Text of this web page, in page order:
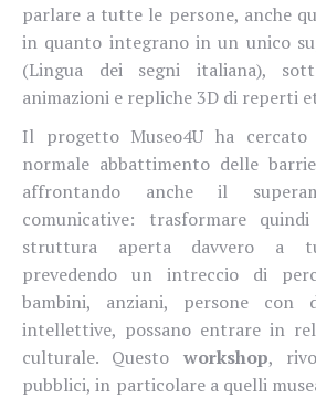
parlare a tutte le persone, anche
in quanto integrano in un unico
(Lingua dei segni italiana),
animazioni e repliche 3D di reperti
Il progetto Museo4U ha
normale abbattimento delle
affrontando anche il
comunicative: trasformare
struttura aperta davvero a
prevedendo un intreccio di
bambini, anziani, persone con
intellettive, possano entrare in
culturale. Questo workshop,
pubblici, in particolare a quelli